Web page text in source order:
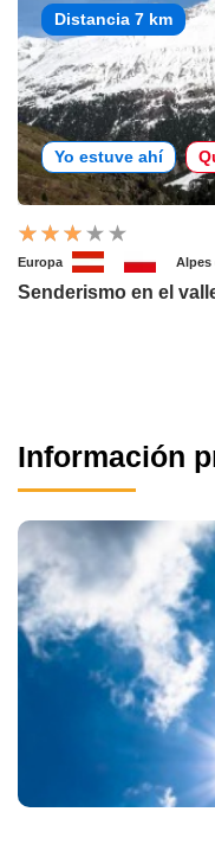
Distancia 7 km
Yo estuve ahí
Europa Alpes
Senderismo en el
Información